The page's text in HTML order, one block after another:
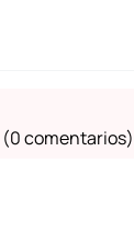
(0 comentarios)